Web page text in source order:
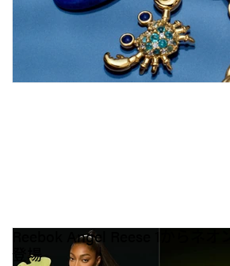
Reebok Angel Reese 1からネ
登場